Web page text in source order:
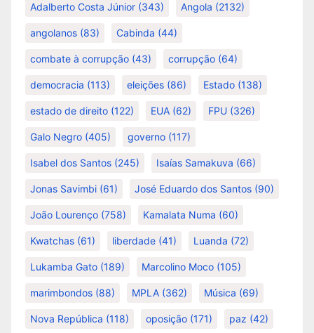
Adalberto Costa Júnior (343) Angola (2132)
angolanos (83) Cabinda (44)
combate à corrupção (43) corrupção (64)
democracia (113) eleições (86) Estado (138)
estado de direito (122) EUA (62) FPU (326)
Galo Negro (405) governo (117)
Isabel dos Santos (245) Isaías Samakuva (66)
Jonas Savimbi (61) José Eduardo dos Santos (90)
João Lourenço (758) Kamalata Numa (60)
Kwatchas (61) liberdade (41) Luanda (72)
Lukamba Gato (189) Marcolino Moco (105)
marimbondos (88) MPLA (362) Música (69)
Nova República (118) oposição (171) paz (42)